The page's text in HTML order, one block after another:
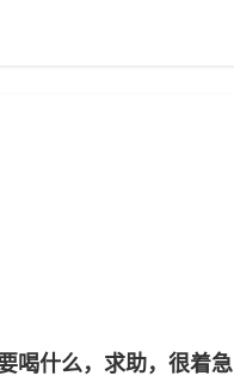
喝什么，求助，很着急